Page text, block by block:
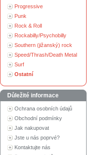
Progressive
Punk
Rock & Roll
Rockabilly/Psychobilly
Southern (jižanský) rock
Speed/Thrash/Death Metal
Surf
Ostatní
Důležité informace
Ochrana osobních údajů
Obchodní podmínky
Jak nakupovat
Jste u nás poprvé?
Kontaktujte nás